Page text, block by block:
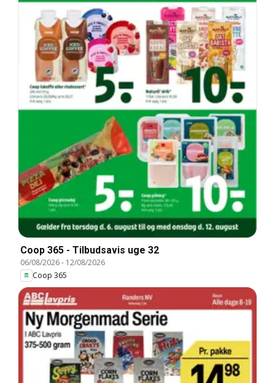
Coop 365 - Tilbudsavis uge 32
06/08/2026- 12/08/2026
Coop 365